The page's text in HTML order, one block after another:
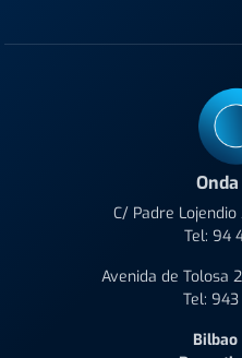
C/ Padre
Tel: 94
Avenida de Tolosa
Tel:
Bilbao